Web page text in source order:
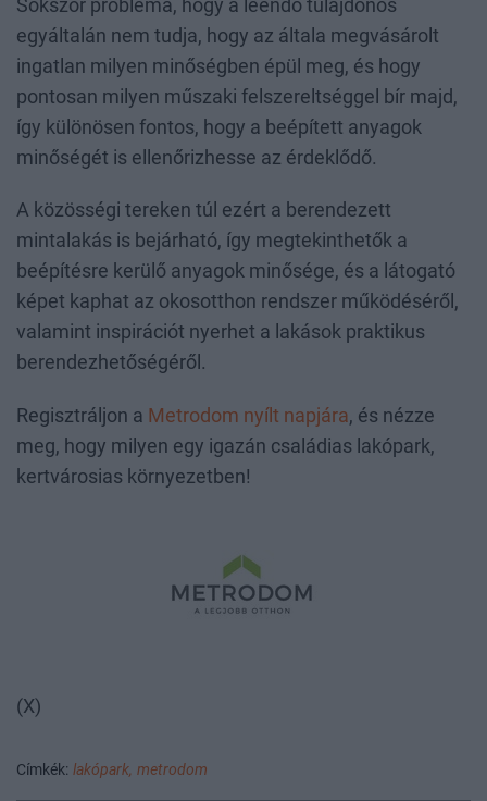
Sokszor probléma, hogy a leendő tulajdonos
egyáltalán nem tudja, hogy az általa megvásárolt
ingatlan milyen minőségben épül meg, és hogy
pontosan milyen műszaki felszereltséggel bír majd,
így különösen fontos, hogy a beépített anyagok
minőségét is ellenőrizhesse az érdeklődő.
A közösségi tereken túl ezért a berendezett
mintalakás is bejárható, így megtekinthetők a
beépítésre kerülő anyagok minősége, és a látogató
képet kaphat az okosotthon rendszer működéséről,
valamint inspirációt nyerhet a lakások praktikus
berendezhetőségéről.
Regisztráljon a Metrodom nyílt napjára, és nézze
meg, hogy milyen egy igazán családias lakópark,
kertvárosias környezetben!
(X)
Címkék: lakópark, metrodom